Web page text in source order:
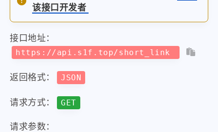
该接口开发者
接口地址：
https://api.s1f.top/short_link
返回格式： JSON
请求方式： GET
请求参数：